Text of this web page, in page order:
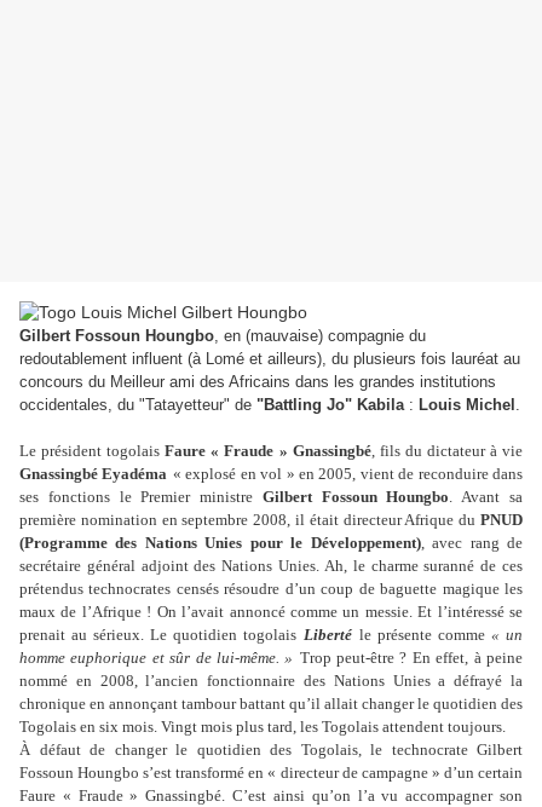
Gilbert Fossoun Houngbo, en (mauvaise) compagnie du
redoutablement influent (à Lomé et ailleurs), du plusieurs fois lauréat au
concours du Meilleur ami des Africains dans les grandes institutions
occidentales, du "Tatayetteur" de "Battling Jo" Kabila: Louis Michel .
Le président togolaisFaure « Fraude » Gnassingbé, fils du dictateur à vie
Gnassingbé Eyadéma « explosé en vol » en 2005, vient de reconduire dans
ses fonctions le Premier ministre Gilbert Fossoun Houngbo. Avant sa
première nomination en septembre 2008, il était directeur Afrique du PNUD
(Programme des Nations Unies pour le Développement), avec rang de
secrétaire général adjoint des Nations Unies. Ah, le charme suranné de ces
prétendus technocrates censés résoudre d’un coup de baguette magique les
maux de l’Afrique ! On l’avait annoncé comme un messie. Et l’intéressé se
prenait au sérieux. Le quotidien togolais Liberté le présente comme « un
homme euphorique et sûr de lui-même. » Trop peut-être ? En effet, à peine
nommé en 2008, l’ancien fonctionnaire des Nations Unies a défrayé la
chronique en annonçant tambour battant qu’il allait changer le quotidien des
Togolais en six mois. Vingt mois plus tard, les Togolais attendent toujours.
À défaut de changer le quotidien des Togolais, le technocrate Gilbert
Fossoun Houngbo s’est transformé en « directeur de campagne » d’un certain
Faure « Fraude » Gnassingbé. C’est ainsi qu’on l’a vu accompagner son